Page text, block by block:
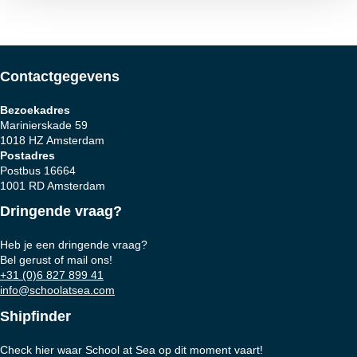
Contactgegevens
Bezoekadres
Marinierskade 59
1018 HZ Amsterdam
Postadres
Postbus 16664
1001 RD Amsterdam
Dringende vraag?
Heb je een dringende vraag?
Bel gerust of mail ons!
+31 (0)6 827 899 41
info@schoolatsea.com
Shipfinder
Check hier waar School at Sea op dit moment vaart!